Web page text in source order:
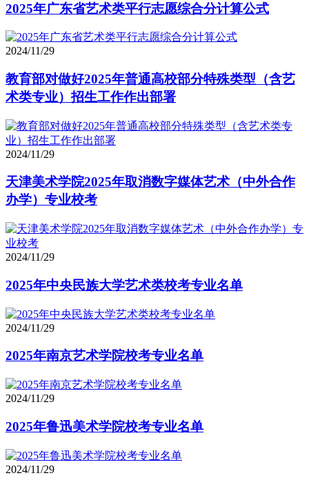
2025年广东省艺术类平行志愿综合分计算公式
2024/11/29
教育部对做好2025年普通高校部分特殊类型（含艺
术类专业）招生工作作出部署
2024/11/29
天津美术学院2025年取消数字媒体艺术（中外合作
办学）专业校考
2024/11/29
2025年中央民族大学艺术类校考专业名单
2024/11/29
2025年南京艺术学院校考专业名单
2024/11/29
2025年鲁迅美术学院校考专业名单
2024/11/29